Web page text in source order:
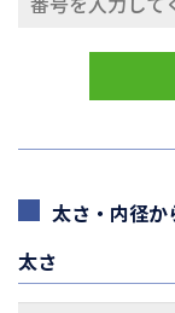
太さ・内径か
太さ